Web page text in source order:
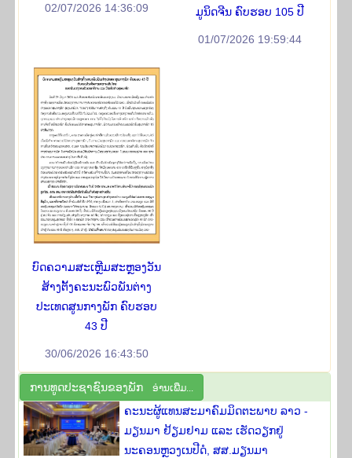
02/07/2026 14:36:09
ມູນິດຈີນ ຄົບຮອບ 105 ປີ
01/07/2026 19:59:44
ບົດຄວາມສະເຫຼີມສະຫຼອງວັນ
ສ້າງຕັ້ງຄະນະພົວພັນຕ່າງ
ປະເທດສູນກາງພັກ ຄົບຮອບ
43 ປີ
30/06/2026 16:43:50
ການ​ທູດ​ປະ​ຊາ​ຊົນ​ຂອງ​ພັກ ອ່ານ​ເພີ່​ມ...
ຄະນະຜູ້ແທນສະມາຄົມມິດຕະພາບ ລາວ -
ມຽນມາ ຢ້ຽມຢາມ ແລະ ເຮັດວຽກຢູ່
ນະຄອນຫຼວງເນປີດໍ, ສສ.ມຽນມາ